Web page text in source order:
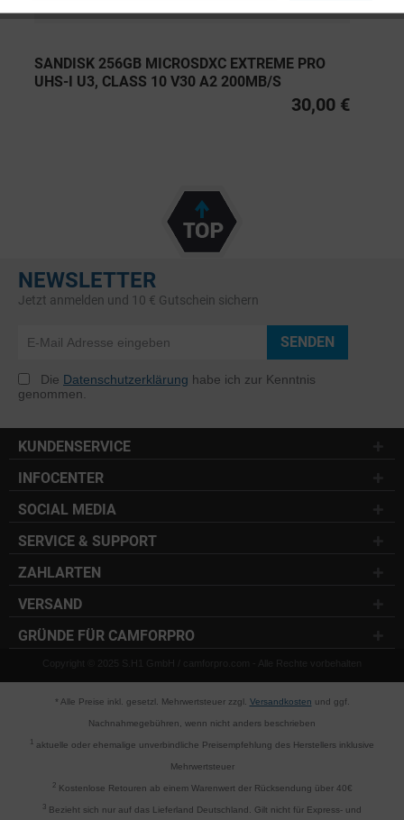
SANDISK 256GB MICROSDXC EXTREME PRO
UHS-I U3, CLASS 10 V30 A2 200MB/S
30,00 €
NEWSLETTER
Jetzt anmelden und 10 € Gutschein sichern
SENDEN
Die Datenschutzerklärung habe ich zur Kenntnis
genommen.
KUNDENSERVICE
INFOCENTER
SOCIAL MEDIA
SERVICE & SUPPORT
ZAHLARTEN
VERSAND
GRÜNDE FÜR CAMFORPRO
Copyright © 2025 S.H1 GmbH / camforpro.com - Alle Rechte vorbehalten
* Alle Preise inkl. gesetzl. Mehrwertsteuer zzgl. Versandkosten und ggf.
Nachnahmegebühren, wenn nicht anders beschrieben
aktuelle oder ehemalige unverbindliche Preisempfehlung des Herstellers inklusive
Mehrwertsteuer
2Kostenlose Retouren ab einem Warenwert der Rücksendung über 40€
3 Bezieht sich nur auf das Lieferland Deutschland. Gilt nicht für Express- und